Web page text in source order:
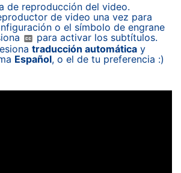
de reproducción del video.
de video una vez para
o el símbolo de engrane
para activar los subtítulos.
traducción automática y
Español, o el de tu preferencia :)